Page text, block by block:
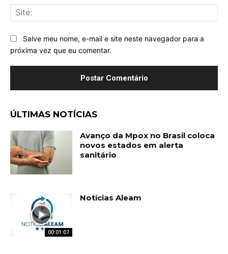
Salve meu nome, e-mail e site neste navegador para a
próxima vez que eu comentar.
ÚLTIMAS NOTÍCIAS
Avanço da Mpox no Brasil coloca
novos estados em alerta
sanitário
00:01:07
Notícias Aleam